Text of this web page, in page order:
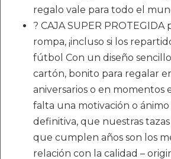
regalo vale para todo el
? CAJA SUPER PROTEGIDA
rompa, ¡incluso si los
fútbol Con un diseño
cartón, bonito para regalar
aniversarios o en momentos
falta una motivación o ánimo
definitiva, que nuestras
que cumplen años son los
relación con la calidad –